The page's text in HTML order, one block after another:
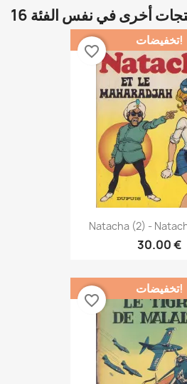
Natacha (2) -
30.00 €
تخفيضات!
favorite_border
تخفيضات!
favorite_border